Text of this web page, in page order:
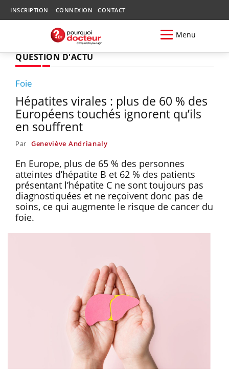
INSCRIPTION CONNEXION CONTACT
Menu
QUESTION D'ACTU
Foie
Hépatites virales : plus de 60 % des
Européens touchés ignorent qu’ils
en souffrent
Par Geneviève Andrianaly
En Europe, plus de 65 % des personnes
atteintes d’hépatite B et 62 % des patients
présentant l’hépatite C ne sont toujours pas
diagnostiquées et ne reçoivent donc pas de
soins, ce qui augmente le risque de cancer du
foie.